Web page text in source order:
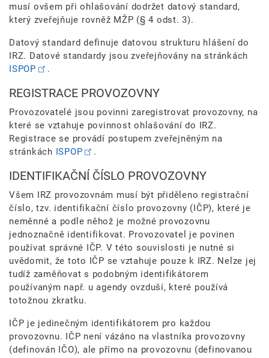
musí ovšem při ohlašování dodržet datový standard,
který zveřejňuje rovněž MŽP (§ 4 odst. 3).
Datový standard definuje datovou strukturu hlášení do
IRZ. Datové standardy jsou zveřejňovány na stránkách
ISPOP
.
REGISTRACE PROVOZOVNY
Provozovatelé jsou povinni zaregistrovat provozovny, na
které se vztahuje povinnost ohlašování do IRZ.
Registrace se provádí postupem zveřejněným na
stránkách ISPOP .
IDENTIFIKAČNÍ ČÍSLO PROVOZOVNY
Všem IRZ provozovnám musí být přiděleno registrační
číslo, tzv. identifikační číslo provozovny (IČP), které je
neměnné a podle něhož je možné provozovnu
jednoznačně identifikovat. Provozovatel je povinen
používat správné IČP. V této souvislosti je nutné si
uvědomit, že toto IČP se vztahuje pouze k IRZ. Nelze jej
tudíž zaměňovat s podobným identifikátorem
používaným např. u agendy ovzduší, které používá
totožnou zkratku.
IČP je jedinečným identifikátorem pro každou
provozovnu. IČP není vázáno na vlastníka provozovny
(definován IČO), ale přímo na provozovnu (definovanou